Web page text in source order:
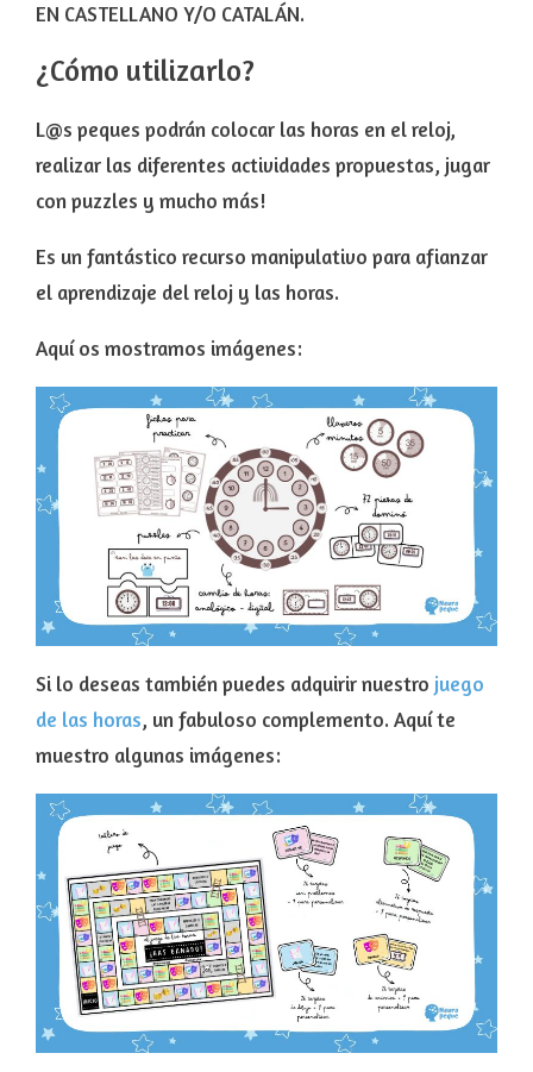
EN CASTELLANO Y/O CATALÁN.
¿Cómo utilizarlo?
L@s peques podrán colocar las horas en el reloj,
realizar las diferentes actividades propuestas, jugar
con puzzles y mucho más!
Es un fantástico recurso manipulativo para afianzar
el aprendizaje del reloj y las horas.
Aquí os mostramos imágenes:
Si lo deseas también puedes adquirir nuestro juego
de las horas, un fabuloso complemento. Aquí te
muestro algunas imágenes: